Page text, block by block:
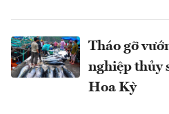
Tháo gỡ
nghiệp thủy
Hoa Kỳ